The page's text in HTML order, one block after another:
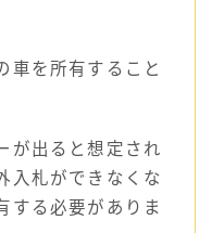
車を所有すること
が出ると想定され
入札ができなくな
する必要がありま